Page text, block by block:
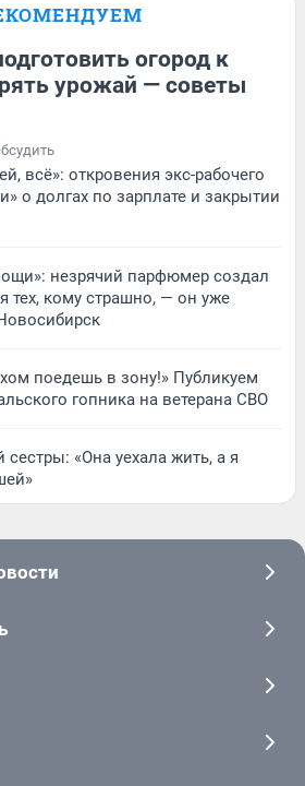
огород к
урожай — советы
всё»: откровения экс-рабочего
о долгах по зарплате и закрытии
незрячий парфюмер создал
тех, кому страшно, — он уже
поедешь в зону!» Публикуем
гопника на ветерана СВО
«Она уехала жить, а я